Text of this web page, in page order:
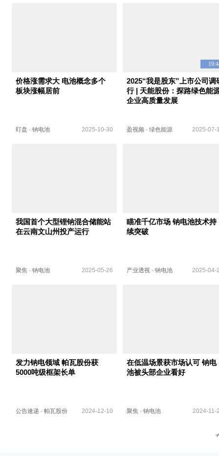
价格涨需求大 电池概念多个
板块涨幅居前
盯盘 · 钠电池 2025-10-30
2025“我是股东”上市公司调
行 | 天能股份：探路绿色能
企业高质量发展
盈视频· 绿色能源 2025-07-
我国首个大型锂钠混合储能站
在云南文山州投产运行
聚焦 · 钠电池 2025-05-26
瞄准千亿市场 钠电池技术持
续突破
产业透视· 钠电池 2025-04-
发力钠电领域 帕瓦股份获
5000吨级框架长单
公告速递 · 帕瓦股份 2024-12-10
在低温场景获市场认可 钠电
池被头部企业看好
聚焦 · 钠电池 2024-11-